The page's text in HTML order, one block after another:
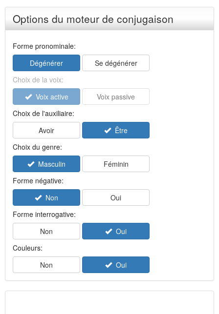
Options du moteur de conjugaison
Forme pronominale:
Dégénérer
Se dégénérer
Choix de la voix:
Voix active
Voix passive
Choix de l'auxiliaire:
Avoir
Être
Choix du genre:
Masculin
Féminin
Forme négative:
Non
Oui
Forme interrogative:
Non
Oui
Couleurs:
Non
Oui